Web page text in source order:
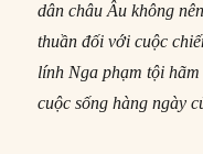
dân châu Âu không
thuần đối với cuộc
lính Nga phạm tội
cuộc sống hàng ngày